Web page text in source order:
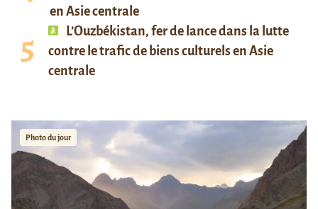
en Asie centrale
L’Ouzbékistan, fer de lance dans la lutte
contre le trafic de biens culturels en Asie
centrale
Photo du jour